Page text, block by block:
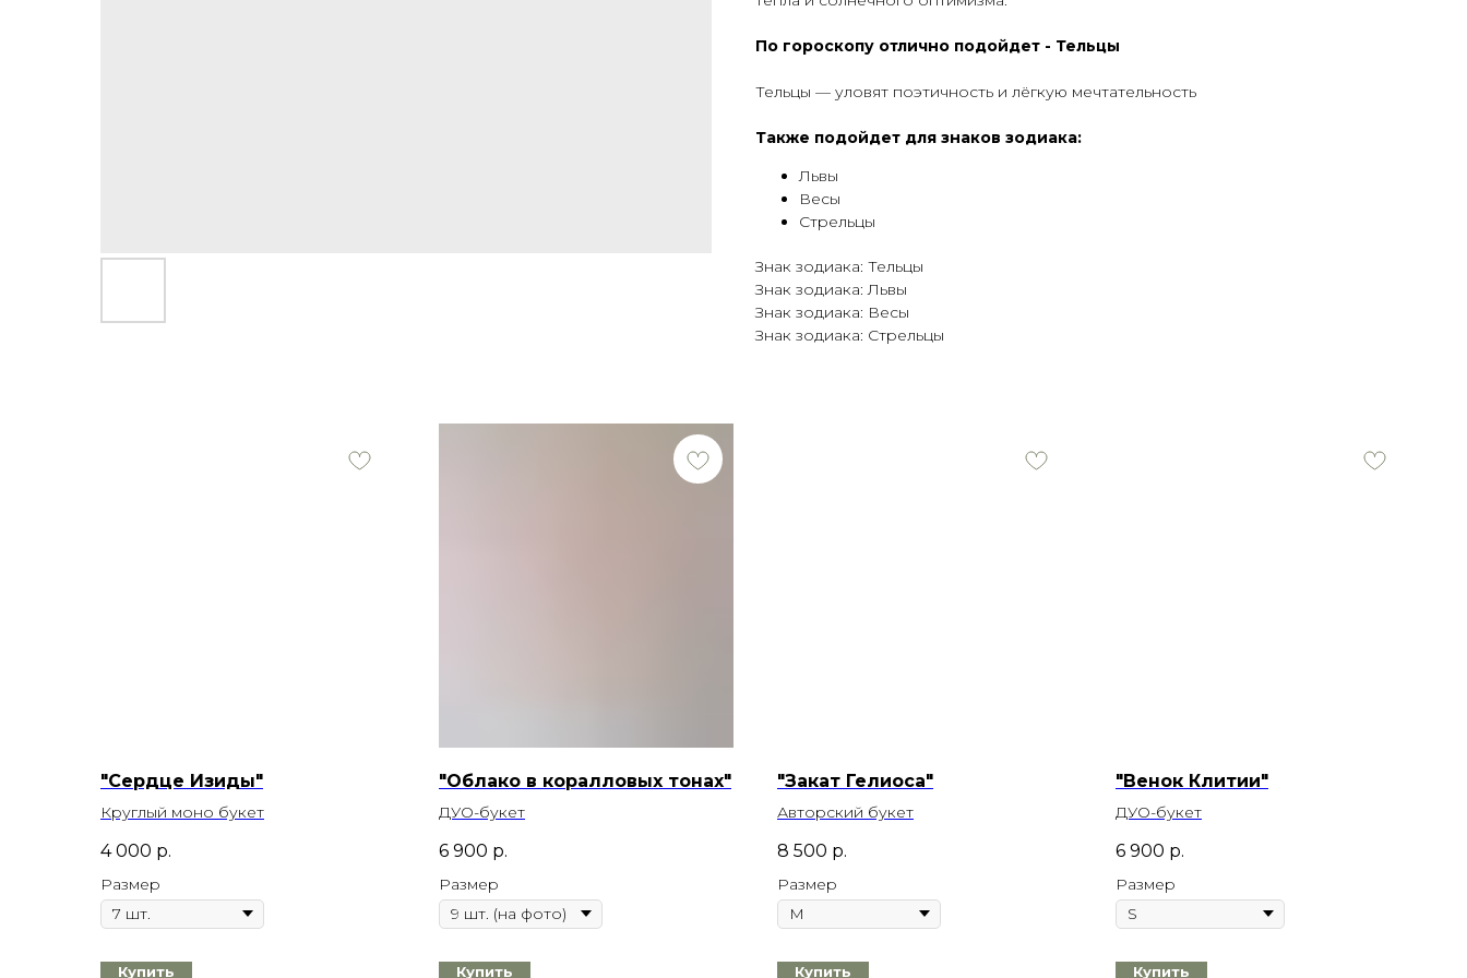
По гороскопу отлично подойдет - Тельцы
Тельцы — уловят поэтичность и лёгкую мечтательность
Также подойдет для знаков зодиака:
Львы
Весы
Стрельцы
Знак зодиака: Тельцы
Знак зодиака: Львы
Знак зодиака: Весы
Знак зодиака: Стрельцы
"Сердце Изиды"
Круглый моно букет
4 000 р.
Размер
Купить
"Облако в коралловых тонах"
ДУО-букет
6 900 р.
Размер
Купить
"Закат Гелиоса"
Авторский букет
8 500 р.
Размер
Купить
"Венок Клитии"
ДУО-букет
6 900 р.
Размер
Купить